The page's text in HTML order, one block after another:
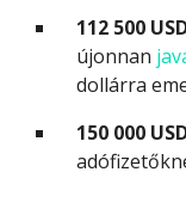
112 500
újonnan
dollárra
150 000